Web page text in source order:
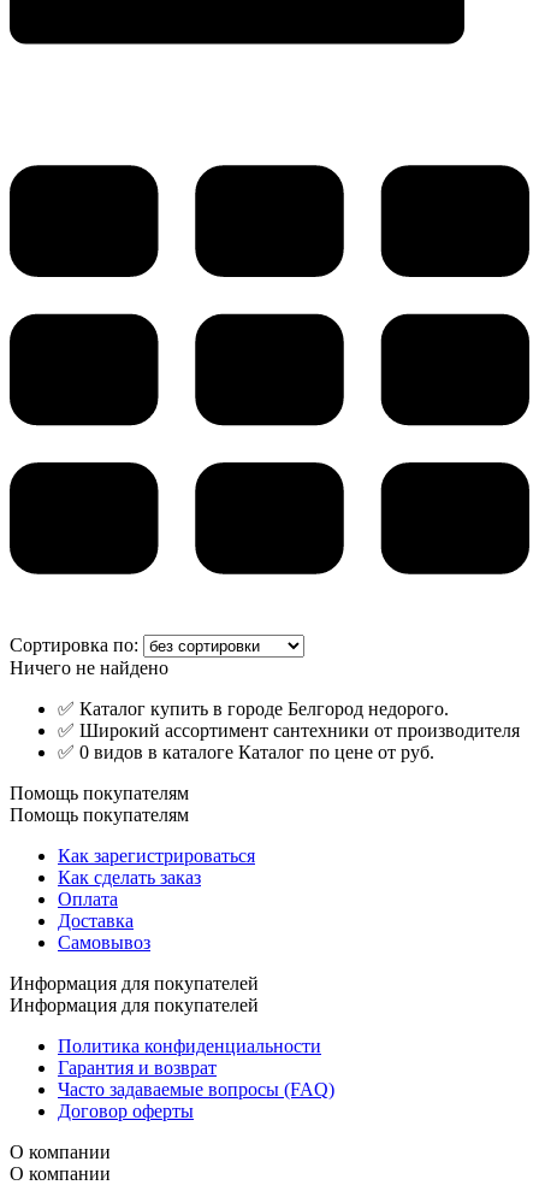
Сортировка по:
Ничего не найдено
✅ Каталог купить в городе Белгород недорого.
✅ Широкий ассортимент сантехники от производителя
✅ 0 видов в каталоге Каталог по цене от руб.
Помощь покупателям
Помощь покупателям
Как зарегистрироваться
Как сделать заказ
Оплата
Доставка
Самовывоз
Информация для покупателей
Информация для покупателей
Политика конфиденциальности
Гарантия и возврат
Часто задаваемые вопросы (FAQ)
Договор оферты
О компании
О компании